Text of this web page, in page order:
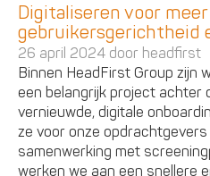
Digitaliseren voor meer
gebruikersgerichtheid
26 april 2024 door headfirst
Binnen HeadFirst Group zijn
een belangrijk project achter
vernieuwde, digitale
ze voor onze
samenwerking met
werken we aan een snellere